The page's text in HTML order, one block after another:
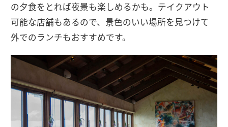
の夕食をとれば夜景も楽しめるかも。テイクアウト
可能な店舗もあるので、景色のいい場所を見つけて
外でのランチもおすすめです。